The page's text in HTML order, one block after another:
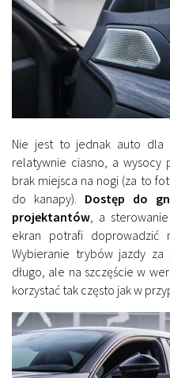
Nie jest to jednak auto dla
relatywnie ciasno, a wysocy
brak miejsca na nogi (za to
do kanapy). Dostęp do
projektantów, a
ekran potrafi doprowadzić
Wybieranie trybów jazdy
długo, ale na szczęście w
korzystać tak często jak w